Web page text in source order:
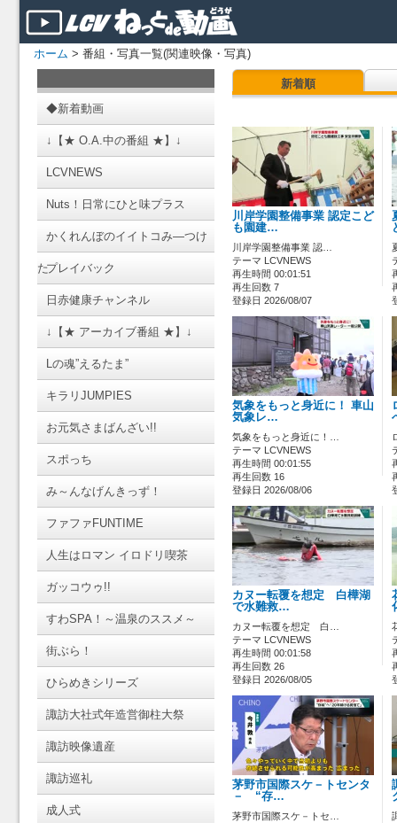
ホーム > 番組・写真一覧(関連映像・写真)
◆新着動画
↓【★ O.A.中の番組 ★】↓
LCVNEWS
Nuts！日常にひと味プラス
かくれんぼのイイトコみ―つけ
たプレイバック
日赤健康チャンネル
↓【★ アーカイブ番組 ★】↓
Lの魂”えるたま”
キラリJUMPIES
お元気さまばんざい!!
スポっち
み～んなげんきっず！
ファファFUNTIME
人生はロマン イロドリ喫茶
ガッコウゥ!!
すわSPA！～温泉のススメ～
街ぶら！
ひらめきシリーズ
諏訪大社式年造営御柱大祭
諏訪映像遺産
諏訪巡礼
成人式
新着順
川岸学園整備事業 認定こど
も園建…
川岸学園整備事業 認…
テーマ LCVNEWS
再生時間 00:01:51
再生回数 7
登録日 2026/08/07
気象をもっと身近に！ 車山
気象レ…
気象をもっと身近に！…
テーマ LCVNEWS
再生時間 00:01:55
再生回数 16
登録日 2026/08/06
カヌー転覆を想定 白樺湖
で水難救…
カヌー転覆を想定 白…
テーマ LCVNEWS
再生時間 00:01:58
再生回数 26
登録日 2026/08/05
茅野市国際スケ－トセンタ
－ “存…
茅野市国際スケ－トセ…